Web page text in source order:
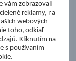
vám zobrazovali
reklamy, na
webových
toho, odkiaľ
Kliknutím na
s používaním